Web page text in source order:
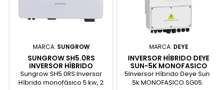
MARCA: SUNGROW
SUNGROW SH5.0RS
INVERSOR HÍBRIDO
MONOFÁSICO 5 KW, 2
MPPT
Sungrow SH5.0RS Inversor
Híbrido monofásico 5 kw, 2
MARCA: DEYE
INVERSOR HÍBRIDO DEYE
SUN-5K MONOFASICO
SG05
5Inversor Híbrido Deye Sun-
5k MONOFASICO SG05.